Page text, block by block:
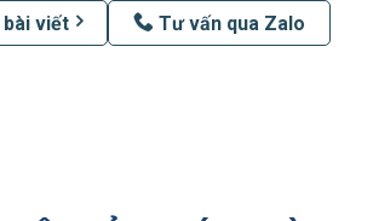
bài viết Tư vấn qua Zalo